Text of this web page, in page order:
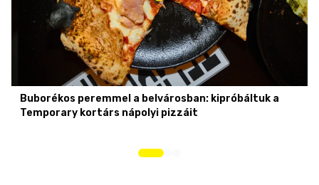
Buborékos peremmel a belvárosban: kipróbáltuk a
Temporary kortárs nápolyi pizzáit